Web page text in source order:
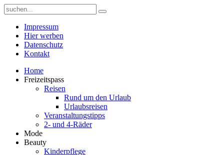
Impressum
Hier werben
Datenschutz
Kontakt
Home
Freizeitspass
Reisen
Rund um den Urlaub
Urlaubsreisen
Veranstaltungstipps
2- und 4-Räder
Mode
Beauty
Kinderpflege